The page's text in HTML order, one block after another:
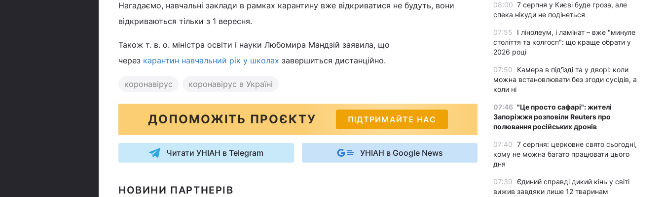
Нагадаємо, навчальні заклади в рамках карантину вже відкриватися не будуть, вони
відкриваються тільки з 1 вересня.
Також т. в. о. міністра освіти і науки Любомира Мандзій заявила, що
через карантин навчальний рік у школах завершиться дистанційно.
коронавірус коронавірус в Україні
ДОПОМОЖІТЬ ПРОЄКТУ ПІДТРИМАЙТЕ НАС
Читати УНІАН в Telegram УНІАН в Google News
НОВИНИ ПАРТНЕРІВ
08:00 7 серпня у Києві буде гроза, але
спека нікуди не подінеться
07:55
І лінолеум, і ламінат – вже "минуле
століття та колгосп": що краще обрати у
2026 році
07:50
Камера в під'їзді та у дворі: коли
можна встановлювати без згоди сусідів, а
коли ні
07:46 "Це просто сафарі": жителі
Запоріжжя розповіли Reuters про
полювання російських дронів
07:40 7 серпня: церковне свято сьогодні,
кому не можна багато працювати цього
дня
07:39 Єдиний справді дикий кінь у світі
вижив завдяки лише 12 тваринам